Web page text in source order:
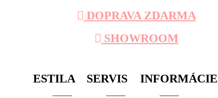
DOPRAVA ZDARMA
SHOWROOM
ESTILA SERVIS INFORMÁCIE